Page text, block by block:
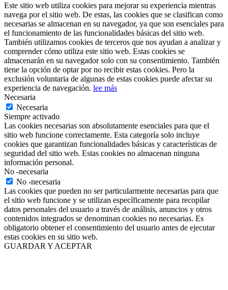
Este sitio web utiliza cookies para mejorar su experiencia mientras
navega por el sitio web. De estas, las cookies que se clasifican como
necesarias se almacenan en su navegador, ya que son esenciales para
el funcionamiento de las funcionalidades básicas del sitio web.
También utilizamos cookies de terceros que nos ayudan a analizar y
comprender cómo utiliza este sitio web. Estas cookies se
almacenarán en su navegador solo con su consentimiento. También
tiene la opción de optar por no recibir estas cookies. Pero la
exclusión voluntaria de algunas de estas cookies puede afectar su
experiencia de navegación. lee más
Necesaria
Necesaria
Siempre activado
Las cookies necesarias son absolutamente esenciales para que el
sitio web funcione correctamente. Esta categoría solo incluye
cookies que garantizan funcionalidades básicas y características de
seguridad del sitio web. Estas cookies no almacenan ninguna
información personal.
No -necesaria
No -necesaria
Las cookies que pueden no ser particularmente necesarias para que
el sitio web funcione y se utilizan específicamente para recopilar
datos personales del usuario a través de análisis, anuncios y otros
contenidos integrados se denominan cookies no necesarias. Es
obligatorio obtener el consentimiento del usuario antes de ejecutar
estas cookies en su sitio web.
GUARDAR Y ACEPTAR